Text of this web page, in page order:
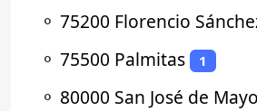
⚬ 75200 Florencio
⚬ 75500 Palmitas 1
⚬ 80000 San José de Mayo